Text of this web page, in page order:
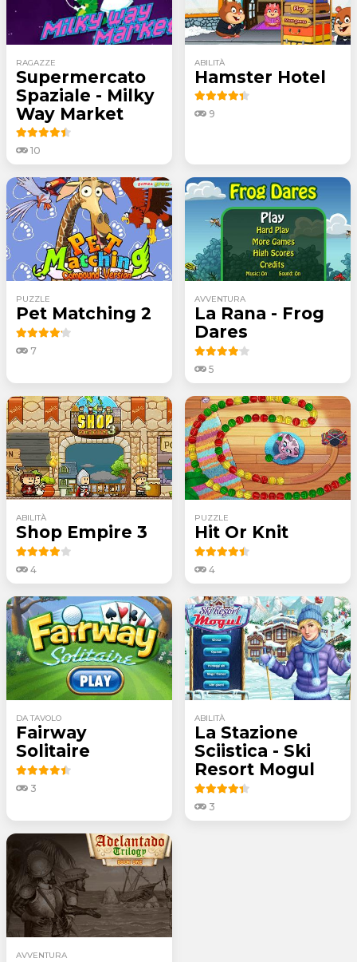
RAGAZZE
Supermercato
Spaziale - Milky
Way Market
10
ABILITÀ
Hamster Hotel
9
PUZZLE
Pet Matching 2
7
AVVENTURA
La Rana - Frog
Dares
5
ABILITÀ
Shop Empire 3
4
PUZZLE
Hit Or Knit
4
DA TAVOLO
Fairway
Solitaire
3
ABILITÀ
La Stazione
Sciistica - Ski
Resort Mogul
3
AVVENTURA